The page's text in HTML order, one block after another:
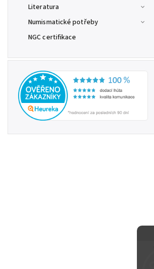
Literatura
Numismatické potřeby
NGC certifikace